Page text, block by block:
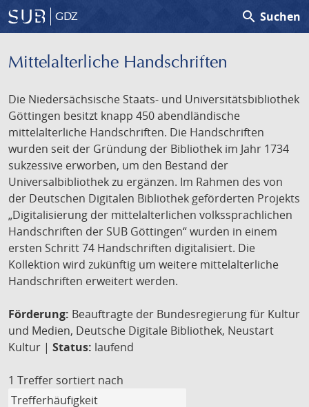
GDZ search Suchen
Mittelalterliche Handschriften
Die Niedersächsische Staats- und Universitätsbibliothek
Göttingen besitzt knapp 450 abendländische
mittelalterliche Handschriften. Die Handschriften
wurden seit der Gründung der Bibliothek im Jahr 1734
sukzessive erworben, um den Bestand der
Universalbibliothek zu ergänzen. Im Rahmen des von
der Deutschen Digitalen Bibliothek geförderten Projekts
„Digitalisierung der mittelalterlichen volkssprachlichen
Handschriften der SUB Göttingen“ wurden in einem
ersten Schritt 74 Handschriften digitalisiert. Die
Kollektion wird zukünftig um weitere mittelalterliche
Handschriften erweitert werden.
Förderung: Beauftragte der Bundesregierung für Kultur
und Medien, Deutsche Digitale Bibliothek, Neustart
Kultur | Status: laufend
1 Treffer sortiert nach